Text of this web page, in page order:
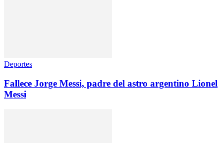
Deportes
Fallece Jorge Messi, padre del astro argentino Lionel
Messi